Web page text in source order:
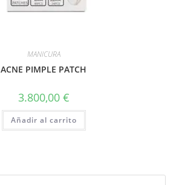
MANICURA
ACNE PIMPLE PATCH
3.800,00 €
Añadir al carrito